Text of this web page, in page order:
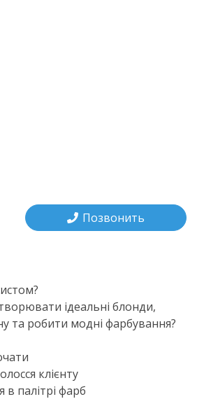
Позвонить
ідеальні блонди,
та робити модні фарбування?
клієнту
в палітрі фарб